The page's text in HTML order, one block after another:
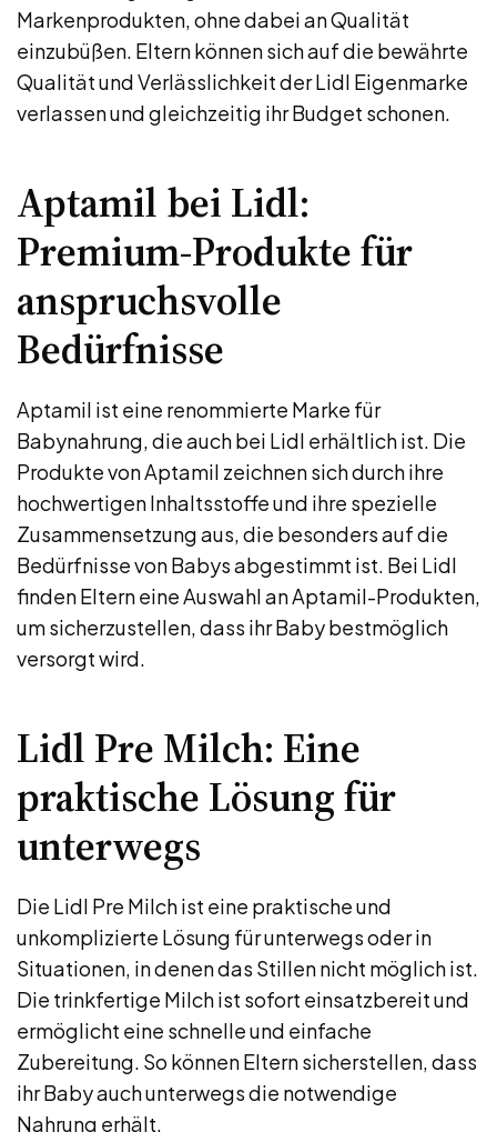
Markenprodukten, ohne dabei an Qualität
einzubüßen. Eltern können sich auf die bewährte
Qualität und Verlässlichkeit der Lidl Eigenmarke
verlassen und gleichzeitig ihr Budget schonen.
Aptamil bei Lidl:
Premium-Produkte für
anspruchsvolle
Bedürfnisse
Aptamil ist eine renommierte Marke für
Babynahrung, die auch bei Lidl erhältlich ist. Die
Produkte von Aptamil zeichnen sich durch ihre
hochwertigen Inhaltsstoffe und ihre spezielle
Zusammensetzung aus, die besonders auf die
Bedürfnisse von Babys abgestimmt ist. Bei Lidl
finden Eltern eine Auswahl an Aptamil-Produkten,
um sicherzustellen, dass ihr Baby bestmöglich
versorgt wird.
Lidl Pre Milch: Eine
praktische Lösung für
unterwegs
Die Lidl Pre Milch ist eine praktische und
unkomplizierte Lösung für unterwegs oder in
Situationen, in denen das Stillen nicht möglich ist.
Die trinkfertige Milch ist sofort einsatzbereit und
ermöglicht eine schnelle und einfache
Zubereitung. So können Eltern sicherstellen, dass
ihr Baby auch unterwegs die notwendige
Nahrung erhält.